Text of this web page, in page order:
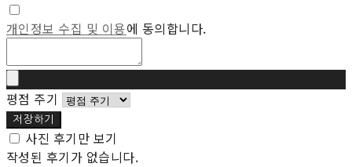
개인정보 수집 및 이용에 동의합니다.
평점 주기
저장하기
사진 후기만 보기
작성된 후기가 없습니다.